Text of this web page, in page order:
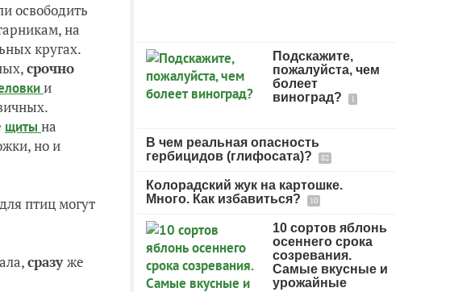
освободить
на
кругах.
срочно
и
щиты на
но и
птиц могут
сразуже
Подскажите,
пожалуйста, чем
болеет
виноград?
1
В чем реальная опасность
гербицидов (глифосата)?
82
Колорадский жук на картошке.
Много. Как избавиться?
10
10 сортов яблонь
осеннего срока
созревания.
Самые вкусные и
урожайные